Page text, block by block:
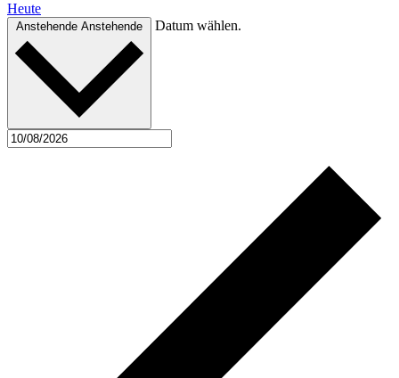
Heute
Anstehende Anstehende Datum wählen.